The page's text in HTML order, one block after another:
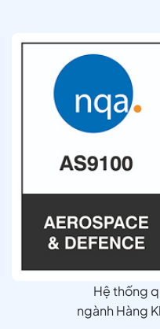
Hệ thống
ngành Hàng